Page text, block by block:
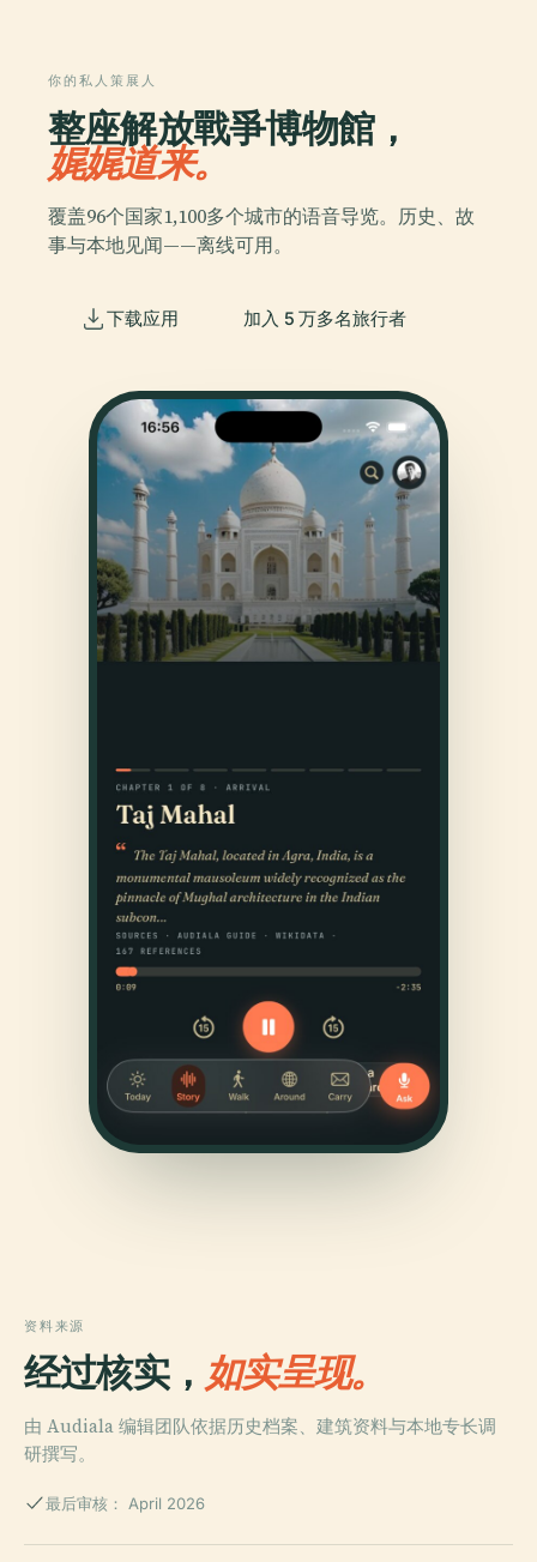
你的私人策展人
整座解放戰爭博物館，
娓娓道来。
覆盖96个国家1,100多个城市的语音导览。历史、故
事与本地见闻——离线可用。
下载应用 加入 5 万多名旅行者
资料来源
经过核实， 如实呈现。
由 Audiala 编辑团队依据历史档案、建筑资料与本地专长调
研撰写。
最后审核： April 2026